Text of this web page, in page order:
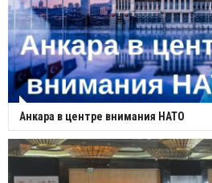
Анкара в центре внимания НАТО